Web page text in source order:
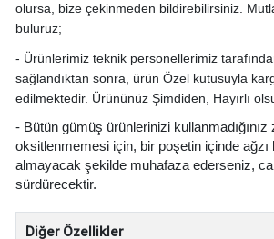
olursa, bize çekinmeden bildirebilirsiniz.
buluruz;
- Ürünlerimiz teknik personellerimiz
sağlandıktan sonra, ürün Özel kutusuyla
edilmektedir. Ürününüz Şimdiden, Hayırlı
- Bütün gümüş ürünlerinizi
oksitlenmemesi için, bir poşetin içinde ağzı
almayacak şekilde muhafaza ederseniz,
sürdürecektir.
Diğer Özellikler